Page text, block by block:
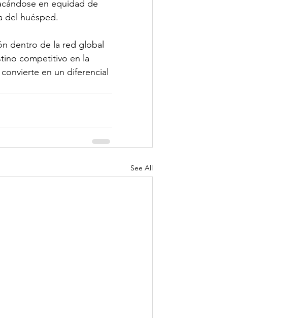
en equidad de
del huésped.
dentro de la red global
competitivo en la
en un diferencial
See All